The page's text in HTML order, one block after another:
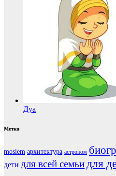
Дуа
Метки
moslem архитектура астроном
дети для всей семьи для